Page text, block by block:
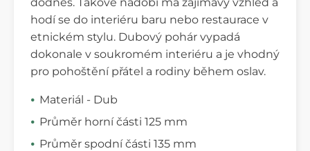
hodí se do interiéru baru nebo restaurace v
etnickém stylu. Dubový pohár vypadá
dokonale v soukromém interiéru a je vhodný
pro pohoštění přátel a rodiny během oslav.
Materiál - Dub
Průměr horní části 125 mm
Průměr spodní části 135 mm